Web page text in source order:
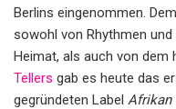
Berlins eingenommen.
sowohl von Rhythmen
Heimat, als auch von dem
Tellers gab es heute das
gegründeten Label Afrikan